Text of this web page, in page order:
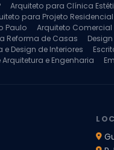
Arquiteto para Clínica
para Projeto Residencial
Paulo
Arquiteto Comercial
Reforma de Casas
e Design de Interiores
Arquitetura e Engenharia